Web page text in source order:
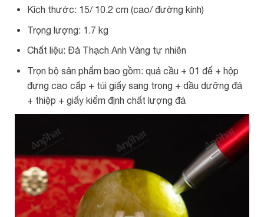
Kích thước: 15/ 10.2 cm (cao/ đường kính)
Trọng lượng: 1.7 kg
Chất liệu: Đá Thạch Anh Vàng tự nhiên
Trọn bộ sản phẩm bao gồm: quả cầu + 01 đế + hộp
đựng cao cấp + túi giấy sang trọng + dầu dưỡng đá
+ thiệp + giấy kiểm định chất lượng đá